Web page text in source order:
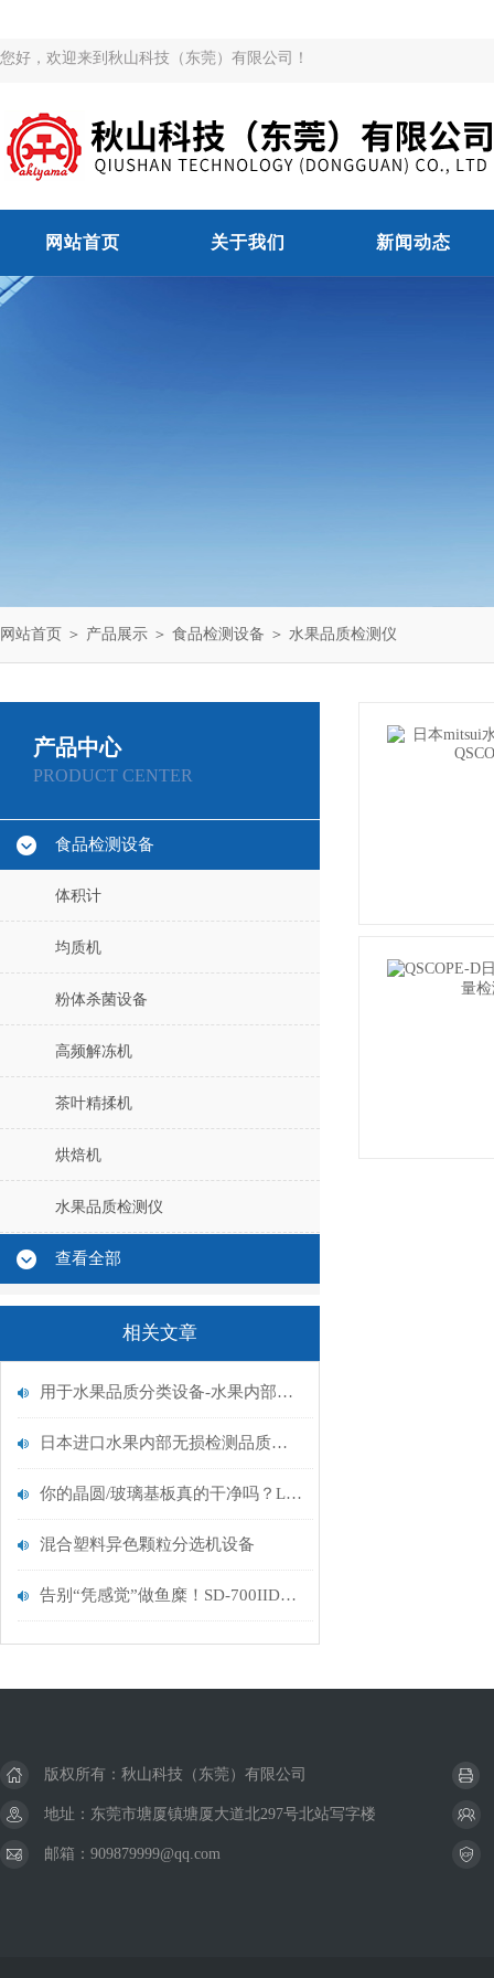
您好，欢迎来到秋山科技（东莞）有限公司！
网站首页 关于我们 新闻动态
网站首页 ＞ 产品展示 ＞ 食品检测设备 ＞ 水果品质检测仪
产品中心
PRODUCT CENTER
食品检测设备
体积计
均质机
粉体杀菌设备
高频解冻机
茶叶精揉机
烘焙机
水果品质检测仪
查看全部
相关文章
用于水果品质分类设备-水果内部质量分选QSCOPE-DT
日本进口水果内部无损检测品质评估设备技术
你的晶圆/玻璃基板真的干净吗？L3SQ给你一个确切的答案
混合塑料异色颗粒分选机设备
告别“凭感觉”做鱼糜！SD-700IIDP弹性仪：为您的“Q弹”口感精准赋值
版权所有：秋山科技（东莞）有限公司
地址：东莞市塘厦镇塘厦大道北297号北站写字楼
邮箱：909879999@qq.com